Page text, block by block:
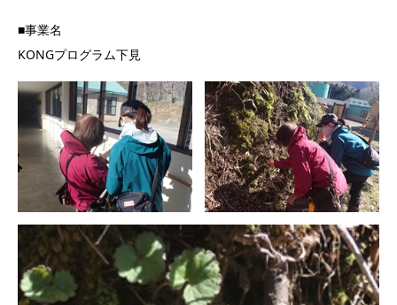
■事業名
KONGプログラム下見